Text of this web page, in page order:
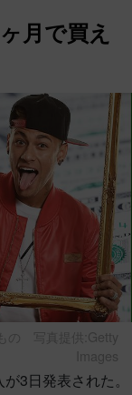
月で買え
の
写真提供:Getty
Images
3日発表された。